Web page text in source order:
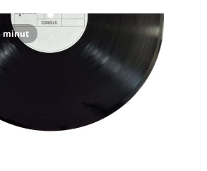
minut